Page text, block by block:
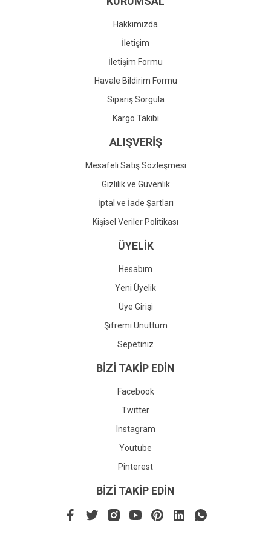
Gönder
Hakkımızda
İletişim
İletişim Formu
Havale Bildirim Formu
Sipariş Sorgula
Kargo Takibi
ALIŞVERİŞ
Mesafeli Satış Sözleşmesi
Gizlilik ve Güvenlik
İptal ve İade Şartları
Kişisel Veriler Politikası
ÜYELİK
Hesabım
Yeni Üyelik
Üye Girişi
Şifremi Unuttum
Sepetiniz
BİZİ TAKİP EDİN
Facebook
Twitter
Instagram
Youtube
Pinterest
BİZİ TAKİP EDİN